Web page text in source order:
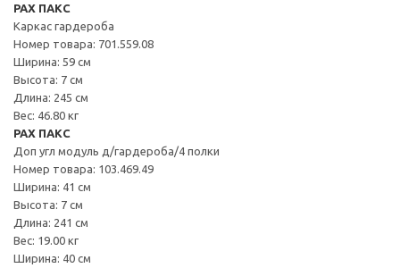
PAX ПАКС
Каркас гардероба
Номер товара: 701.559.08
Ширина: 59 см
Высота: 7 см
Длина: 245 см
Вес: 46.80 кг
PAX ПАКС
Доп угл модуль д/гардероба/4 полки
Номер товара: 103.469.49
Ширина: 41 см
Высота: 7 см
Длина: 241 см
Вес: 19.00 кг
Ширина: 40 см